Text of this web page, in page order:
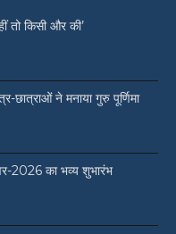
तो किसी और की’
ने मनाया गुरु पूर्णिमा
2026 का भव्य शुभारंभ